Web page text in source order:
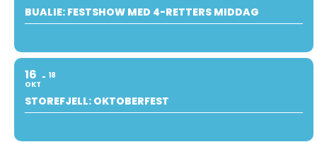
BUALIE: FESTSHOW MED 4-RETTERS MIDDAG
16
OKT
18
STOREFJELL: OKTOBERFEST